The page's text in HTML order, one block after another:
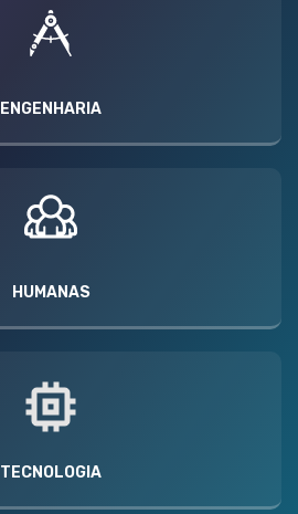
ENGENHARIA
HUMANAS
TECNOLOGIA